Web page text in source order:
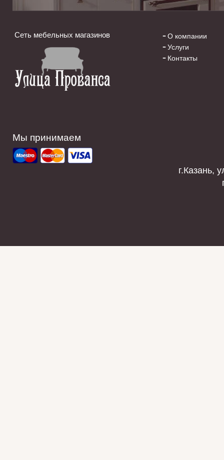
Сеть мебельных магазинов
О компании
Услуги
Контакты
Мы принимаем
г.Казань,